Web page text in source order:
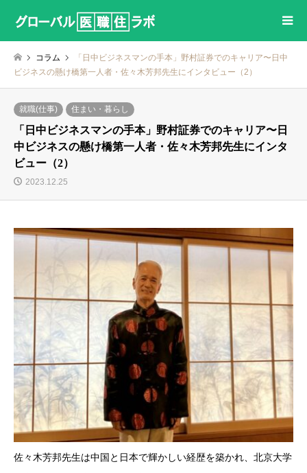
コラム
「日中ビジネスマンの手本」野村証券でのキャリア〜日中
ビジネスの懸け橋第一人者・佐々木芳邦先生にインタビュー（2）
就職(仕事) 住まい・暮らし
「日中ビジネスマンの手本」野村証券でのキャリア〜日
中ビジネスの懸け橋第一人者・佐々木芳邦先生にインタ
ビュー（2）
2023.12.25
佐々木芳邦先生は中国と日本で輝かしい経歴を築かれ、北京大学